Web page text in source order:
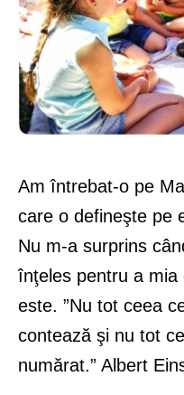
Am întrebat-o pe
care o defineşte pe
Nu m-a surprins
înţeles pentru a
este. ”Nu tot ceea
contează şi nu tot
numărat.” Albert